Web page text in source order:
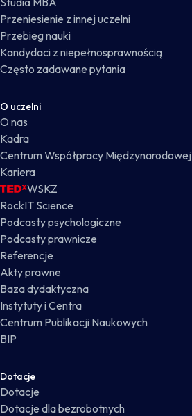
Przeniesienie z innej uczelni
Przebieg nauki
Kandydaci z niepełnosprawnością
Często zadawane pytania
O uczelni
O nas
Kadra
Centrum Współpracy Międzynarodowej
Kariera
WSKZ
RockIT Science
Podcasty psychologiczne
Podcasty prawnicze
Referencje
Akty prawne
Baza dydaktyczna
Instytuty i Centra
Centrum Publikacji Naukowych
BIP
Dotacje
Dotacje
Dotacje dla bezrobotnych